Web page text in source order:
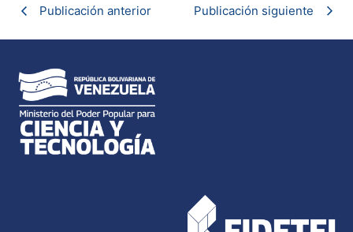
Publicación anterior Publicación siguiente